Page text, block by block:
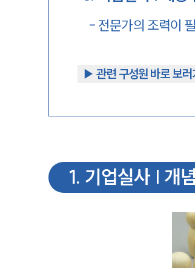
- 전문가의 조력이
▶︎ 관련 구성원 바로 보러
1. 기업실사 | 개념